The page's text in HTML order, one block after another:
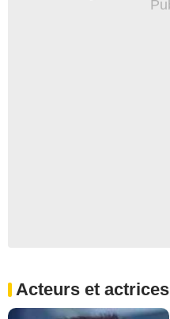
Acteurs et actrices